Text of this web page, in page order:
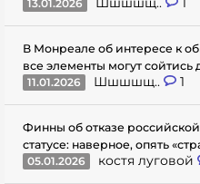
13.01.2026
В Монреале об интересе к
все элементы могут сойтись
11.01.2026
Шшшшщ.. 1
Финны об отказе
статусе: наверное, опять
05.01.2026
костя луговой